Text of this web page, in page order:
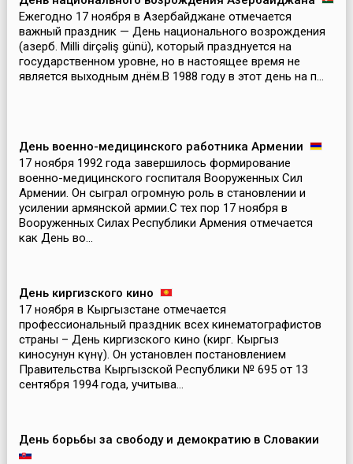
Ежегодно 17 ноября в Азербайджане отмечается
важный праздник — День национального возрождения
(азерб. Milli dirçəliş günü), который празднуется на
государственном уровне, но в настоящее время не
является выходным днём.В 1988 году в этот день на п...
День военно-медицинского работника Армении
17 ноября 1992 года завершилось формирование
военно-медицинского госпиталя Вооруженных Сил
Армении. Он сыграл огромную роль в становлении и
усилении армянской армии.С тех пор 17 ноября в
Вооруженных Силах Республики Армения отмечается
как День во...
День киргизского кино
17 ноября в Кыргызстане отмечается
профессиональный праздник всех кинематографистов
страны – День киргизского кино (кирг. Кыргыз
киносунун күнү). Он установлен постановлением
Правительства Кыргызской Республики № 695 от 13
сентября 1994 года, учитыва...
День борьбы за свободу и демократию в Словакии